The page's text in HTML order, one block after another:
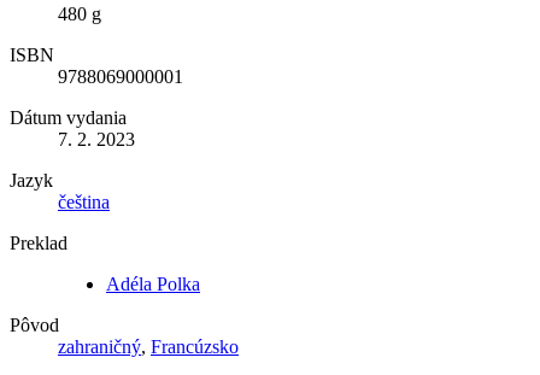
480 g
ISBN
9788069000001
Dátum vydania
7. 2. 2023
Jazyk
čeština
Preklad
Adéla Polka
Pôvod
zahraničný, Francúzsko